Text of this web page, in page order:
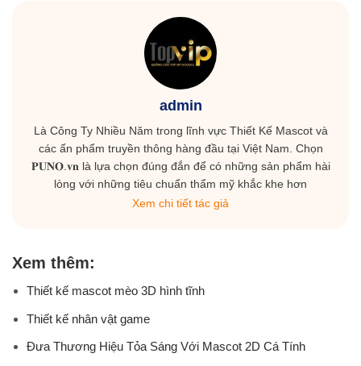
admin
Là Công Ty Nhiều Năm trong lĩnh vực Thiết Kế Mascot và
các ấn phẩm truyền thông hàng đầu tại Việt Nam. Chọn
𝐏𝐔𝐍𝐎.𝐯𝐧 là lựa chọn đúng đắn để có những sản phẩm hài
lòng với những tiêu chuẩn thẩm mỹ khắc khe hơn
Xem chi tiết tác giả
Xem thêm:
Thiết kế mascot mèo 3D hình tĩnh
Thiết kế nhân vật game
Đưa Thương Hiệu Tỏa Sáng Với Mascot 2D Cá Tính